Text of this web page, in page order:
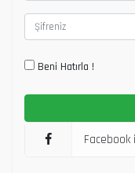
Beni Hatırla !
Facebook